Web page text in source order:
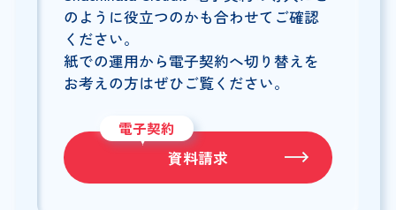
のように役立つのかも合わせてご確認
ください。
紙での運用から電子契約へ切り替えを
お考えの方はぜひご覧ください。
電子契約
資料請求